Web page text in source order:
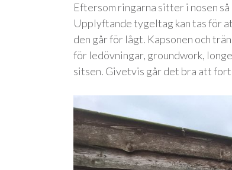
Eftersom ringarna sitter i nosen
Upplyftande tygeltag kan tas för
den går för lågt. Kapsonen och
för ledövningar, groundwork,
sitsen. Givetvis går det bra att